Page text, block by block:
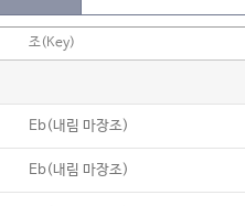
조(Key)
Eb(내림 마장조)
Eb(내림 마장조)